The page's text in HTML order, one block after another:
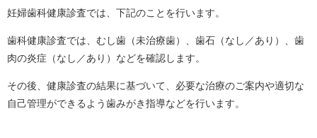
妊婦歯科健康診査では、下記のことを行います。
歯科健康診査では、むし歯（未治療歯）、歯石（なし／あり）、歯
肉の炎症（なし／あり）などを確認します。
その後、健康診査の結果に基づいて、必要な治療のご案内や適切な
自己管理ができるよう歯みがき指導などを行います。